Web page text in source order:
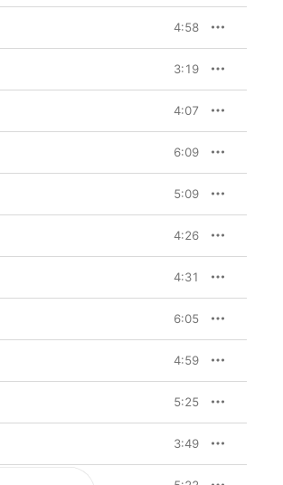
4:58
3:19
4:07
6:09
5:09
4:26
4:31
6:05
4:59
5:25
3:49